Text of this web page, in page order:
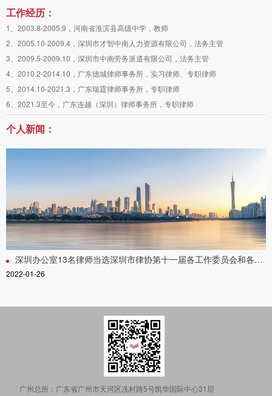
工作经历：
1、2003.8-2005.9，河南省淮滨县高级中学，教师
2、2005.10-2009.4，深圳市才智中南人力资源有限公司，法务主管
3、2009.5-2009.10，深圳市中南劳务派遣有限公司，法务主管
4、2010.2-2014.10，广东德城律师事务所，实习律师、专职律师
5、2014.10-2021.3，广东瑞霆律师事务所，专职律师
6、2021.3至今，广东连越（深圳）律师事务所，专职律师
个人新闻：
深圳办公室13名律师当选深圳市律协第十一届各工作委员会和各专业委员会委员
2022-01-26
广州总所： 广东省广州市天河区冼村路5号凯华国际中心31层